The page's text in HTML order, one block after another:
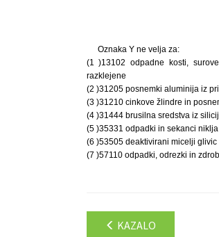
Oznaka Y ne velja za:
(1 )13102 odpadne kosti,
razklejene
(2 )31205 posnemki aluminija iz
(3 )31210 cinkove žlindre in
(4 )31444 brusilna sredstva iz
(5 )35331 odpadki in sekanci niklja
(6 )53505 deaktivirani micelji
(7 )57110 odpadki, odrezki in
KAZALO